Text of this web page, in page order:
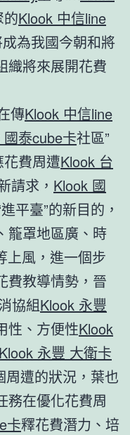
Klook 中信line
為我國今朝和將
織將來展開花費
傳Klook 中信line
國泰cube卡社區”
花費周遭Klook 台
請求， Klook 國
平臺”的新目的，
籠罩地區廣、時
上風，進一個步
費教導情勢，晉
協組Klook 永豐
性、方便性Klook
Klook 永豐 大衛卡
遭的狀況，葉也
務在優化花費周
卡釋花費潛力、培